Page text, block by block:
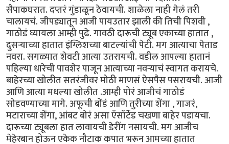
सैपाकघरात. दप्तरं गुंडाळून ठेवायची. शाळेला नाही गेलं तरी
चालायचं. जीपड्यातून आजी पायउतार झाली की तिची पिशवी ,
गाठोडं घ्यायला आम्ही पुढे. गावठी दारूची ट्यूब एकाच्या हातात ,
दुसर्‍याच्या हातात इंग्लिशच्या बाटल्यांची पेटी. मग आत्याचा पेताड
नवरा. सगळ्यात शेवटी आत्या उतरायची. वडील आपल्या हातानं
पहिल्या धारेची पावशेर पाजून आत्याच्या नवर्‍याचं स्वागत करायचे.
बाहेरच्या खोलीत सतरंजीवर मोठी माणसं ऐसपैस पसरायची. आजी
आणि आत्या मधल्या खोलीत .आम्ही पोरं आजीचं गाठोडं
सोडवण्याच्या मागे. अफूची बोंडं आणि तुरीच्या शेंगा , गाजरं,
मटाराच्या शेंगा, आंबट बोरं असा ऍसॉर्टेड चखणा बाहेर पडायचा.
दारूच्या ट्यूबला हात लावायची डेरींग नसायची. मग आजीच
मेहेरबान होऊन एकेक नौटाक कपात भरून आमच्या हातात